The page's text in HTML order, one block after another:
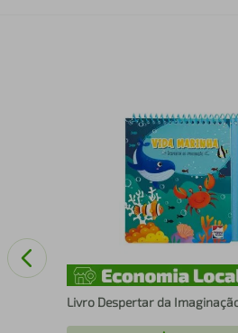
Livro Despertar da